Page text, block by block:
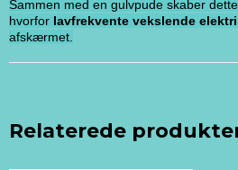
Sammen med en gulvpude skaber
hvorfor lavfrekvente vekslende
afskærmet.
Relaterede